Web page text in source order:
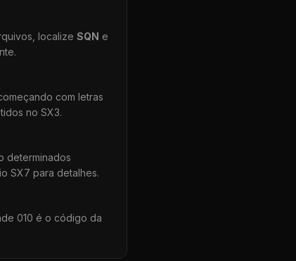
localize SQN e
com letras
no SX3.
determinados
SX7 para detalhes.
010 é o código da